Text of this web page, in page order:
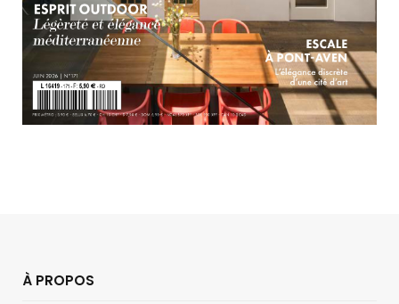
À PROPOS